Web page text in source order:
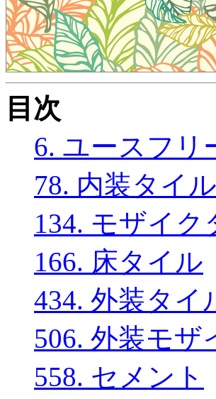
目次
6. ユースフリ
78. 内装タイル
134. モザイク
166. 床タイル
434. 外装タイ
506. 外装モザ
558. セメント